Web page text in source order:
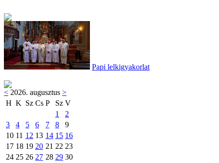
Papi lelkigyakorlat
< 2026. augusztus >
H K Sz Cs P Sz V
1
2
3
4 5 6 7 8
9
10 11 12 13 14 15 16
17 18 19 20 21 22 23
24 25 26 27 28 29 30